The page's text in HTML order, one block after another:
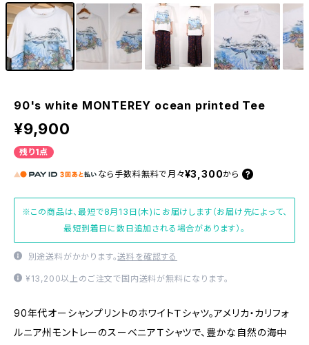
90's white MONTEREY ocean printed Tee
¥9,900
残り1点
なら 手数料無料で 月々¥3,300から
※この商品は、最短で8月13日(木)にお届けします（お届け先によって、
最短到着日に数日追加される場合があります）。
別途送料がかかります。送料を確認する
¥13,200以上のご注文で国内送料が無料になります。
90年代オーシャンプリントのホワイトＴシャツ。アメリカ・カリフォ
ルニア州モントレーのスーベニアＴシャツで、豊かな自然の海中